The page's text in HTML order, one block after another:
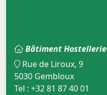
Bâtiment Hostellerie
Rue de Liroux, 9
5030 Gembloux
Tel : +32 81 87 40 01